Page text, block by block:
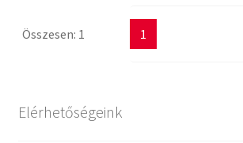
Összesen: 1 1
Elérhetőségeink